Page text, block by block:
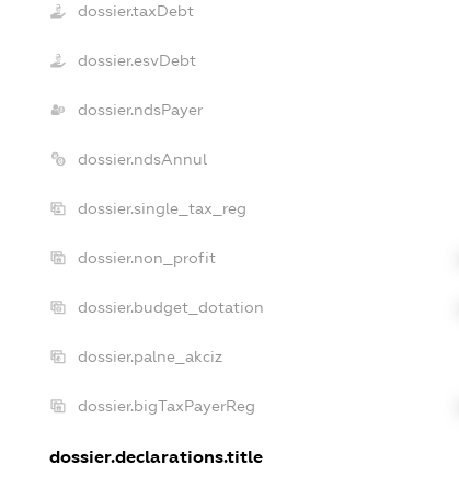
dossier.taxDebt
dossier.esvDebt
dossier.ndsPayer
dossier.ndsAnnul
dossier.single_tax_reg
dossier.non_profit
dossier.budget_dotation
dossier.palne_akciz
dossier.bigTaxPayerReg
dossier.declarations.title